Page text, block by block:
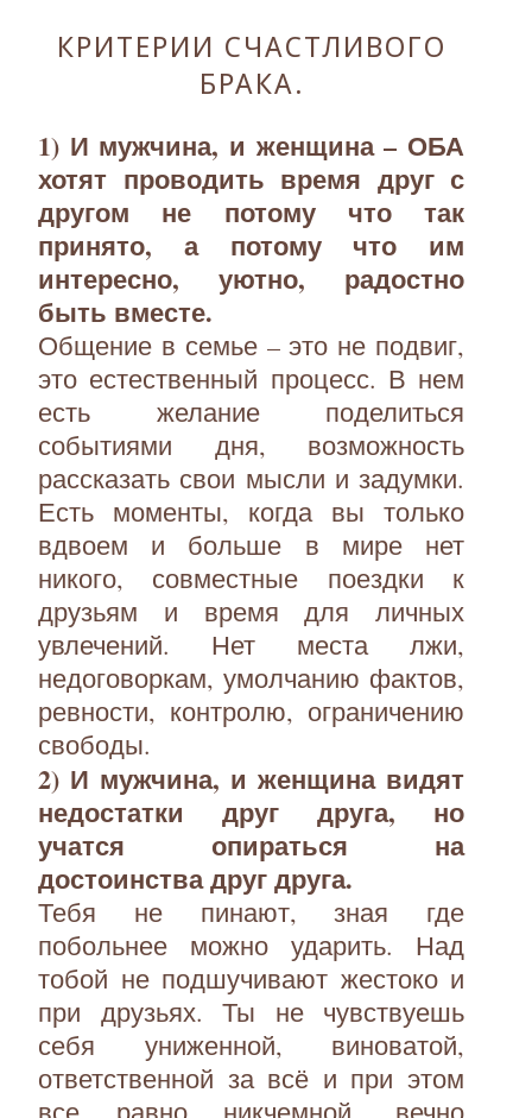
КРИТЕРИИ СЧАСТЛИВОГО
БРАКА.
1) И мужчина, и женщина – ОБА
хотят проводить время друг с
другом не потому что так
принято, а потому что им
интересно, уютно, радостно
быть вместе.
Общение в семье – это не подвиг,
это естественный процесс. В нем
есть желание поделиться
событиями дня, возможность
рассказать свои мысли и задумки.
Есть моменты, когда вы только
вдвоем и больше в мире нет
никого, совместные поездки к
друзьям и время для личных
увлечений. Нет места лжи,
недоговоркам, умолчанию фактов,
ревности, контролю, ограничению
свободы.
2) И мужчина, и женщина видят
недостатки друг друга, но
учатся опираться на
достоинства друг друга.
Тебя не пинают, зная где
побольнее можно ударить. Над
тобой не подшучивают жестоко и
при друзьях. Ты не чувствуешь
себя униженной, виноватой,
ответственной за всё и при этом